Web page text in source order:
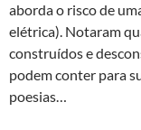
aborda o risco de
elétrica). Notaram
construídos e
podem conter para
poesias…